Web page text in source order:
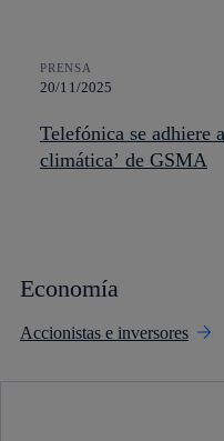
PRENSA
20/11/2025
Telefónica se adhiere
climática’ de GSMA
Economía
Accionistas e inversores